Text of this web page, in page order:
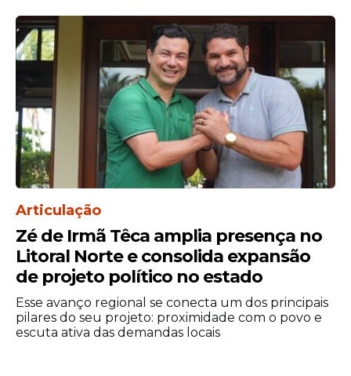
Articulação
Zé de Irmã Têca amplia presença no
Litoral Norte e consolida expansão
de projeto político no estado
Esse avanço regional se conecta um dos principais
pilares do seu projeto: proximidade com o povo e
escuta ativa das demandas locais